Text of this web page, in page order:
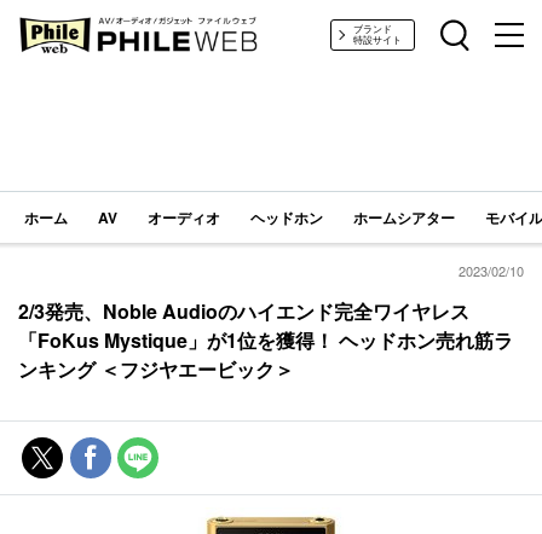
PHILE WEB｜AV/オーディオ/ガジェットブランド
特設サイト
ホーム AV オーディオ ヘッドホン ホームシアター モバイ
2023/02/10
2/3発売、Noble Audioのハイエンド完全ワイヤレス
「FoKus Mystique」が1位を獲得！ ヘッドホン売れ筋ラ
ンキング ＜フジヤエービック＞